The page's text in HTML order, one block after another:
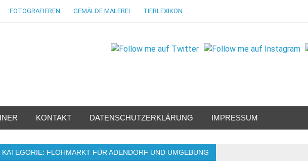
FOTOGRAFIEREN GEMÄLDE MALEREI TIERLEXIKON
KONTAKT DATENSCHUTZERKLÄRUNG IMPRESSUM
KATEGORIE: FLOHMARKT FÜR ADENDORF UND UMGEBUNG